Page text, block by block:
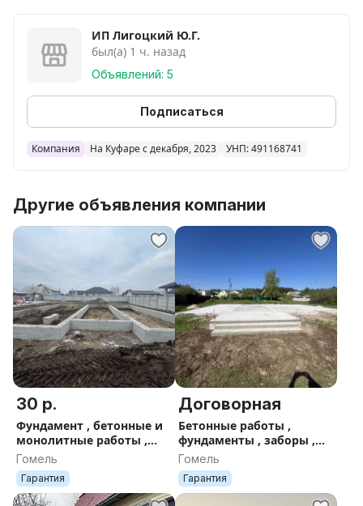
ИП Лигоцкий Ю.Г.
был(а) 1 ч. назад
Объявлений: 5
Подписаться
Компания На Куфаре с декабря, 2023 УНП: 491168741
Другие объявления компании
30 р.
Фундамент , бетонные и
монолитные работы ,
армопояс
Гомель
Гарантия
Договорная
Бетонные работы ,
фундаменты , заборы ,
черновой пол армопояс
Гомель
Гарантия